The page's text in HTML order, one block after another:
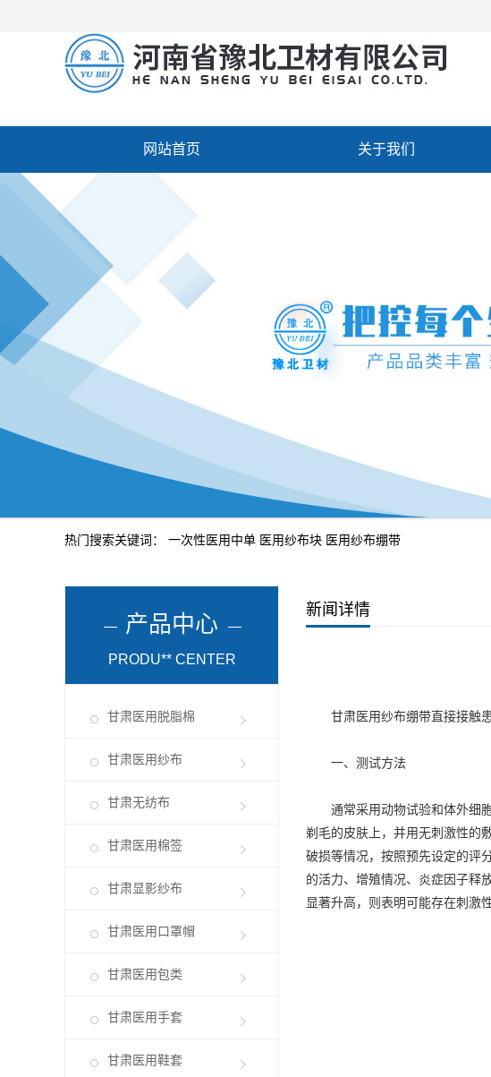
网站首页 关于我们
厂房设备
热门搜索关键词： 一次性医用中单 医用纱布块 医用纱布绷带
产品中心
PRODU** CENTER
甘肃医用脱脂棉
甘肃医用纱布
甘肃无纺布
甘肃医用棉签
甘肃显影纱布
甘肃医用口罩帽
甘肃医用包类
甘肃医用手套
甘肃医用鞋套
新闻详情
甘肃医用纱布绷带直接接触
一、测试方法
通常采用动物试验和体外细胞
剃毛的皮肤上，并用无刺激性的
破损等情况，按照预先设定的评
的活力、增殖情况、炎症因子释
显著升高，则表明可能存在刺激性